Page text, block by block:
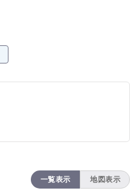
一覧表示 地図表示